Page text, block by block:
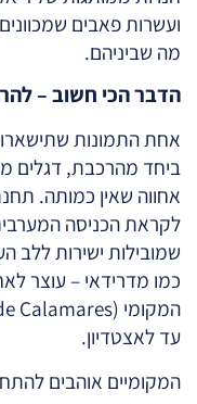
ועשרות פאבים
מה שביניהם.
הדבר הכי חשוב –
אחת התמונות
ביחד מהרכבת, דגלים
אחווה שאין כמותה.
לקראת הכניסה
שמובילות ישירות ללב
כמו מדרידאי – עוצר
עד לאצטדיון.
המקומיים אוהבים